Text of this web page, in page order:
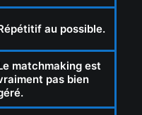
au possible.
matchmaking est
pas bien